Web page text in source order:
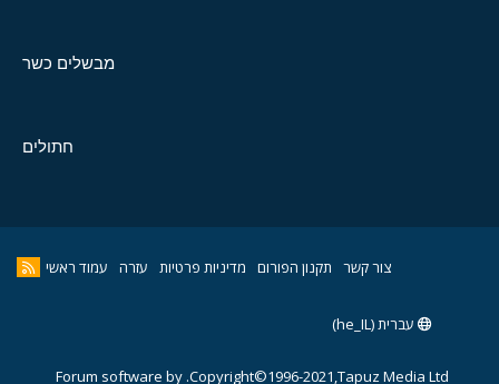
מבשלים כשר
חתולים
צור קשר תקנון הפורום מדיניות פרטיות עזרה עמוד ראשי
עברית (he_IL)
Copyright©1996-2021,Tapuz Media Ltd.
Forum software by